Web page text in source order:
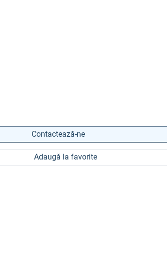
Contactează-ne
Adaugă la favorite